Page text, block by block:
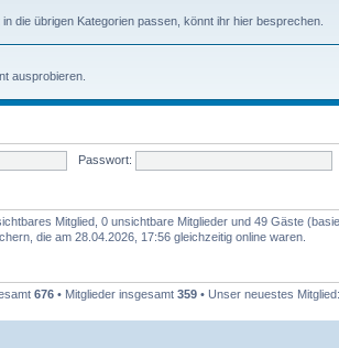
die übrigen Kategorien passen, könnt ihr hier besprechen.
ausprobieren.
Passwort:
Mitglied, 0 unsichtbare Mitglieder und 49 Gäste
die am 28.04.2026, 17:56 gleichzeitig online waren.
676 • Mitglieder insgesamt 359 • Unser neuestes Mitglied: